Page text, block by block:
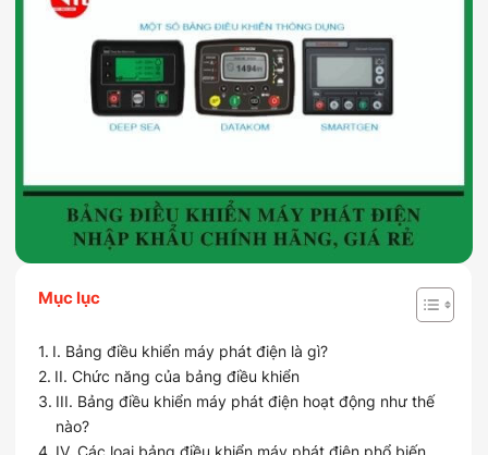
Mục lục
I. Bảng điều khiển máy phát điện là gì?
II. Chức năng của bảng điều khiển
III. Bảng điều khiển máy phát điện hoạt động như thế
nào?